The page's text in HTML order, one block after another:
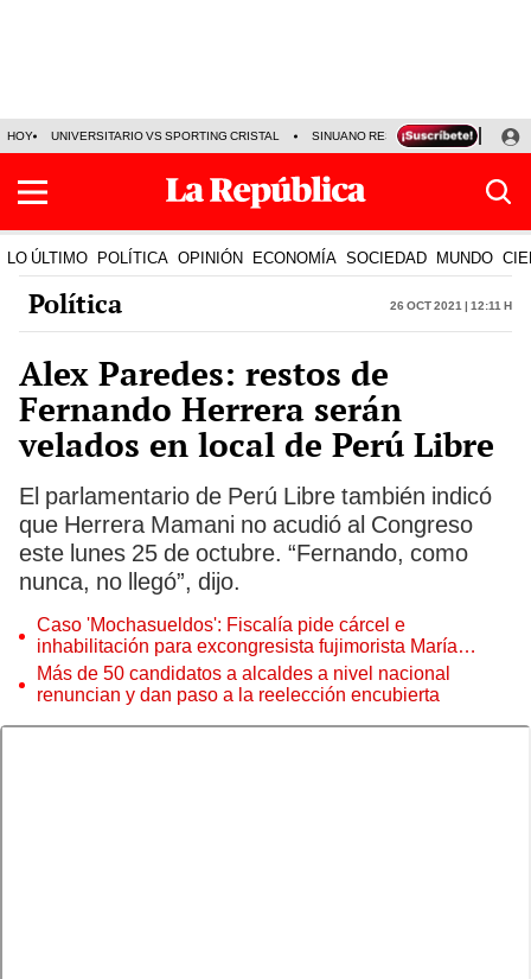
HOY UNIVERSITARIO VS SPORTING CRISTAL SINUANO RESULTADOS HOY
LO ÚLTIMO POLÍTICA OPINIÓN ECONOMÍA SOCIEDAD MUNDO
Política 26 Oct 2021 | 12:11 h
Alex Paredes: restos de
Fernando Herrera serán
velados en local de Perú Libre
El parlamentario de Perú Libre también indicó
que Herrera Mamani no acudió al Congreso
este lunes 25 de octubre. “Fernando, como
nunca, no llegó”, dijo.
Caso 'Mochasueldos': Fiscalía pide cárcel e
inhabilitación para excongresista fujimorista María
Cordero Jon Tay
Más de 50 candidatos a alcaldes a nivel nacional
renuncian y dan paso a la reelección encubierta